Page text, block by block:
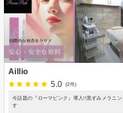
Aillio
5.0
(2件)
今話題の『ローマピンク』導入!!黒ずみメラニ
す